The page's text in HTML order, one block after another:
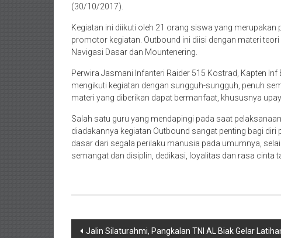
(30/10/2017).
Kegiatan ini diikuti oleh 21 orang siswa yang
promotor kegiatan. Outbound ini diisi dengan materi
Navigasi Dasar dan Mountenering.
Perwira Jasmani Infanteri Raider 515 Kostrad, Kapten
mengikuti kegiatan dengan sungguh-sungguh, penuh
materi yang diberikan dapat bermanfaat, khususnya
Salah satu guru yang mendapingi pada saat
diadakannya kegiatan Outbound sangat penting bagi
dasar dari segala perilaku manusia pada umumnya,
semangat dan disiplin, dedikasi, loyalitas dan rasa cinta
Post
Jalin Silaturahmi, Pangkalan TNI AL Biak Gelar